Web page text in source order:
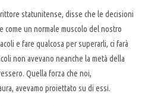
statunitense, disse che le decisioni
come un normale muscolo del nostro
e fare qualcosa per superarli, ci farà
non avevano neanche la metà della
Quella forza che noi,
avevamo proiettato su di essi.